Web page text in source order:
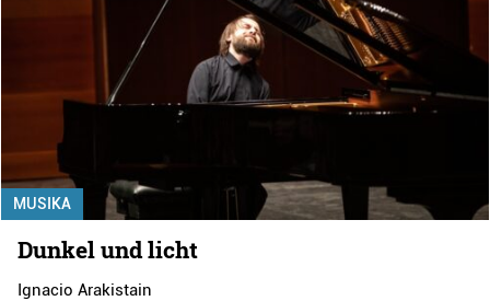
MUSIKA
Dunkel und licht
Ignacio Arakistain